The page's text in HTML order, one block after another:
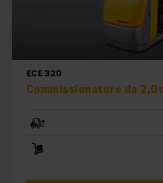
ECE 320
Commissionatore da 2,0t